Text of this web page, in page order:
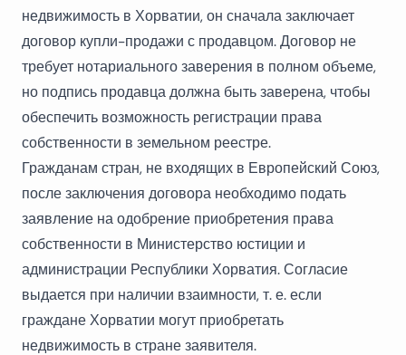
недвижимость в Хорватии, он сначала заключает
договор купли-продажи с продавцом. Договор не
требует нотариального заверения в полном объеме,
но подпись продавца должна быть заверена, чтобы
обеспечить возможность регистрации права
собственности в земельном реестре.
Гражданам стран, не входящих в Европейский Союз,
после заключения договора необходимо подать
заявление на одобрение приобретения права
собственности в Министерство юстиции и
администрации Республики Хорватия. Согласие
выдается при наличии взаимности, т. е. если
граждане Хорватии могут приобретать
недвижимость в стране заявителя.